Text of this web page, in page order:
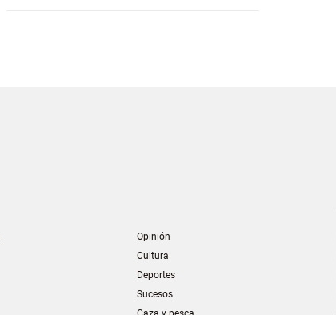
Opinión
Cultura
Deportes
Sucesos